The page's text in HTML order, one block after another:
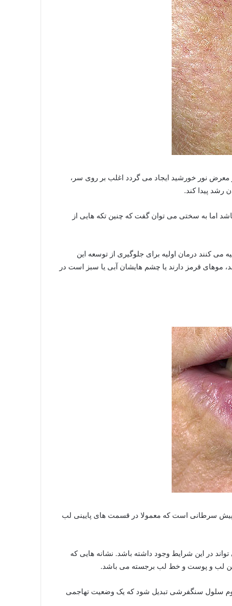
نور خورشید ایجاد می گردد اغلب بر روی سر،
پیدا کند.
اما به سختی می توان گفت که چنین تکه هایی از
کنند درمان اولیه برای جلوگیری از توسعه این
موهای قرمز دارند یا چشم هایشان آبی یا سبز است در
پیش سرطانی است که معمولا در قسمت های پایینی لب
در این شرایط وجود داشته باشد. نشانه هایی که
بین لب و پوست و خط لب برجسته می باشد.
سلول سنگفرشی تبدیل شود که یک وضعیت تهاجمی